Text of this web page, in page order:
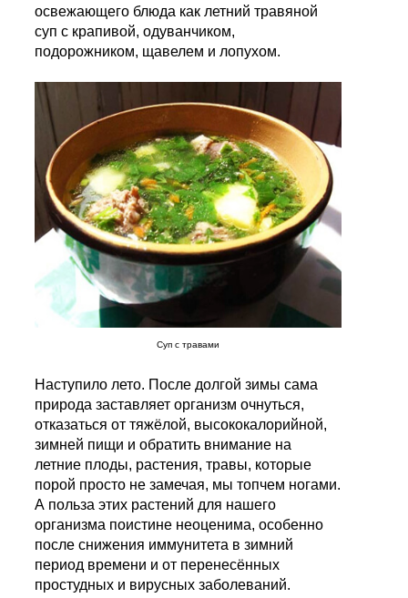
освежающего блюда как летний травяной
суп с крапивой, одуванчиком,
подорожником, щавелем и лопухом.
Суп с травами
Наступило лето. После долгой зимы сама
природа заставляет организм очнуться,
отказаться от тяжёлой, высококалорийной,
зимней пищи и обратить внимание на
летние плоды, растения, травы, которые
порой просто не замечая, мы топчем ногами.
А польза этих растений для нашего
организма поистине неоценима, особенно
после снижения иммунитета в зимний
период времени и от перенесённых
простудных и вирусных заболеваний.